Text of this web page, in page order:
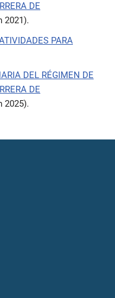
DE
2021).
PARA
DEL RÉGIMEN DE
DE
2025).